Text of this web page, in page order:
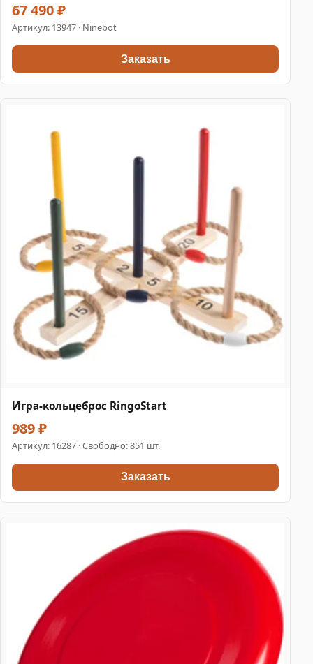
67 490 ₽
Артикул: 13947 · Ninebot
Заказать
Игра-кольцеброс RingoStart
989 ₽
Артикул: 16287 · Свободно: 851 шт.
Заказать